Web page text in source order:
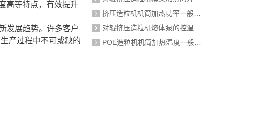
高等特点，有效提升
发展趋势。许多客户
产过程中不可或缺的